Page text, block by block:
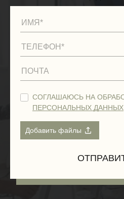
СОГЛАШАЮСЬ НА
ПЕРСОНАЛЬНЫХ ДАННЫХ